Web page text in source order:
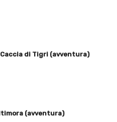
Caccia di Tigri (avventura)
(avventura)